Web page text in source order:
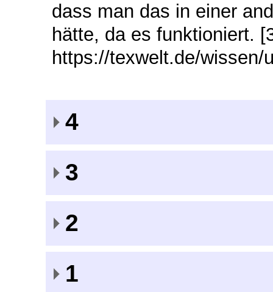
dass man das in einer
hätte, da es funktioniert.
https://texwelt.de/
4
3
2
1